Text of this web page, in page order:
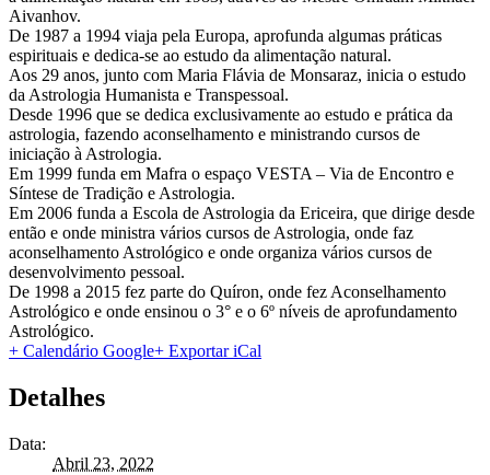
Aivanhov.
De 1987 a 1994 viaja pela Europa, aprofunda algumas práticas
espirituais e dedica-se ao estudo da alimentação natural.
Aos 29 anos, junto com Maria Flávia de Monsaraz, inicia o estudo
da Astrologia Humanista e Transpessoal.
Desde 1996 que se dedica exclusivamente ao estudo e prática da
astrologia, fazendo aconselhamento e ministrando cursos de
iniciação à Astrologia.
Em 1999 funda em Mafra o espaço VESTA – Via de Encontro e
Síntese de Tradição e Astrologia.
Em 2006 funda a Escola de Astrologia da Ericeira, que dirige desde
então e onde ministra vários cursos de Astrologia, onde faz
aconselhamento Astrológico e onde organiza vários cursos de
desenvolvimento pessoal.
De 1998 a 2015 fez parte do Quíron, onde fez Aconselhamento
Astrológico e onde ensinou o 3° e o 6º níveis de aprofundamento
Astrológico.
+ Calendário Google+ Exportar iCal
Detalhes
Data:
Abril 23, 2022